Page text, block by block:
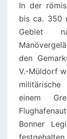
In der
bis ca. 350
Gebiet
den
V.-Müldorf
einem
Bonner